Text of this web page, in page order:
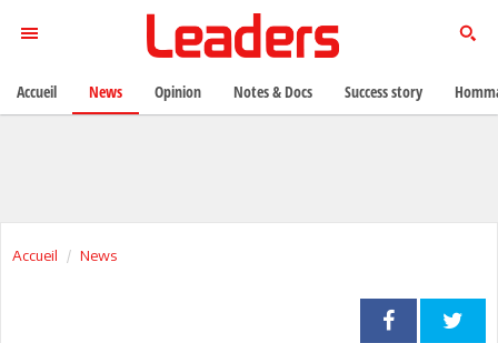
Accueil News
Accueil News Opinion Notes & Docs Success story